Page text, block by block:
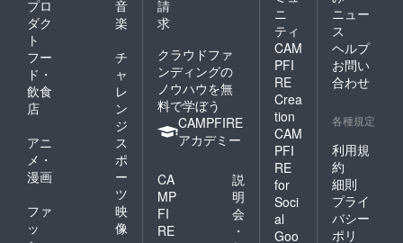
プロ
ダク
ト
音
楽
フー
ド・
飲食
店
チ
ャ
レ
ン
ジ
アニ
メ・
漫画
ス
ポ
ー
ツ
ファ
ッ
映
像
請
求
クラウドファ
ンディングの
ノウハウを無
料で学ぼう
CAMPFIRE
アカデミー
CA
MP
FI
RE
説
明
会
・
ニ
ティ
CAM
PFI
RE
Crea
tion
CAM
PFI
RE
for
Soci
al
Goo
ニュー
ス
ヘルプ
お問い
合わせ
各種規定
利用規
約
細則
プライ
バシー
ポリ